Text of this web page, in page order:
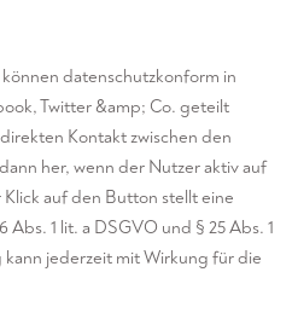
datenschutzkonform in
Twitter &amp; Co. geteilt
Kontakt zwischen den
her, wenn der Nutzer aktiv auf
auf den Button stellt eine
1 lit. a DSGVO und § 25 Abs. 1
kann jederzeit mit Wirkung für die